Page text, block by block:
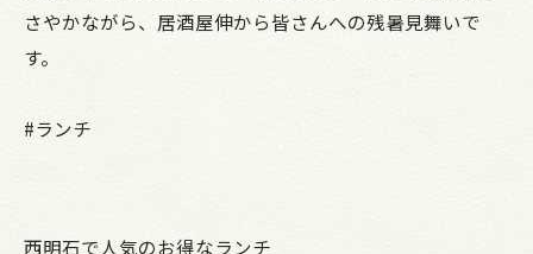
さやかながら、居酒屋伸から皆さんへの残暑見舞いで
す。
#ランチ
西明石で人気のお得なランチ